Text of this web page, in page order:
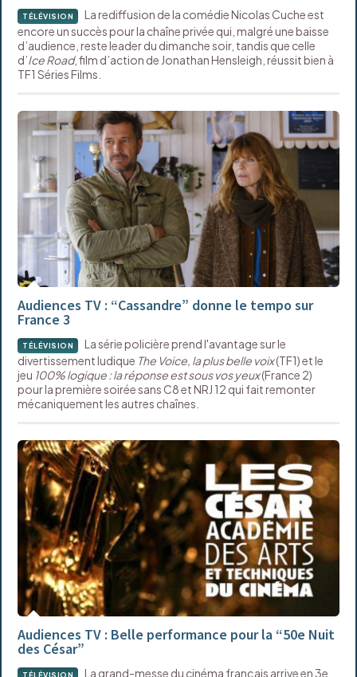
TÉLÉVISION
La rediffusion de la comédie Nicolas Cuche est
encore un succès pour la chaîne privée qui, malgré une baisse
d’audience, reste leader du dimanche soir, tandis que celle
d’Ice Road, film d’action de Jonathan Hensleigh, réussit bien à
TF1 Séries Films.
Audiences TV : “Cassandre” donne le tempo sur
France 3
TÉLÉVISION
La série policière prend l'avantage sur le
divertissement ludique The Voice, la plus belle voix(TF1) et le
jeu 100% logique : la réponse est sous vos yeux(France 2)
pour la première soirée sans C8 et NRJ 12 qui fait remonter
mécaniquement les autres chaînes.
Audiences TV : Belle performance pour la “50e Nuit
des César”
TÉLÉVISION
La grand-messe du cinéma français arrive en 3e